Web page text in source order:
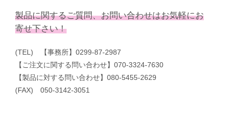
製品に関するご質問、お問い合わせはお気軽にお
寄せ下さい！
(TEL) 【事務所】0299-87-2987
【ご注文に関する問い合わせ】070-3324-7630
【製品に対する問い合わせ】080-5455-2629
(FAX) 050-3142-3051